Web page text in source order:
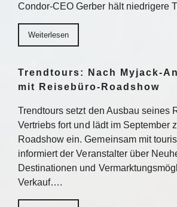
Condor-CEO Gerber hält niedrigere
Weiterlesen
Trendtours: Nach Myjack-
mit Reisebüro-Roadshow
Trendtours setzt den Ausbau seines
Vertriebs fort und lädt im September
Roadshow ein. Gemeinsam mit
informiert der Veranstalter über
Destinationen und
Verkauf….